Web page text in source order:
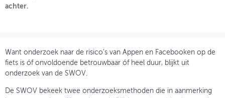
OVER FIETSBERAAD
MIJN PROFIEL
GEBRUIKER
achter.
Want onderzoek naar de risico’s van Appen en Facebooken op de
fiets is óf onvoldoende betrouwbaar óf heel duur, blijkt uit
onderzoek van de SWOV.
De SWOV bekeek twee onderzoeksmethoden die in aanmerking